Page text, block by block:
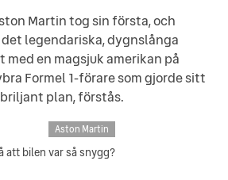
Martin tog sin första, och
legendariska, dygnslånga
med en magsjuk amerikan på
Formel 1-förare som gjorde sitt
plan, förstås.
Aston Martin
att bilen var så snygg?